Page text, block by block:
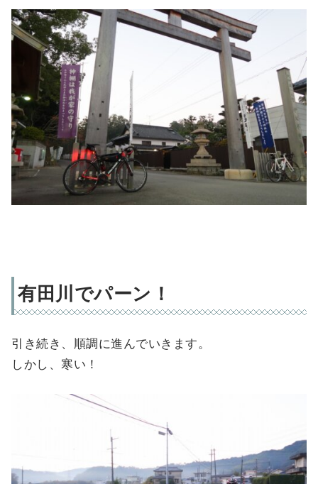
有田川でパーン！
引き続き、順調に進んでいきます。
しかし、寒い！